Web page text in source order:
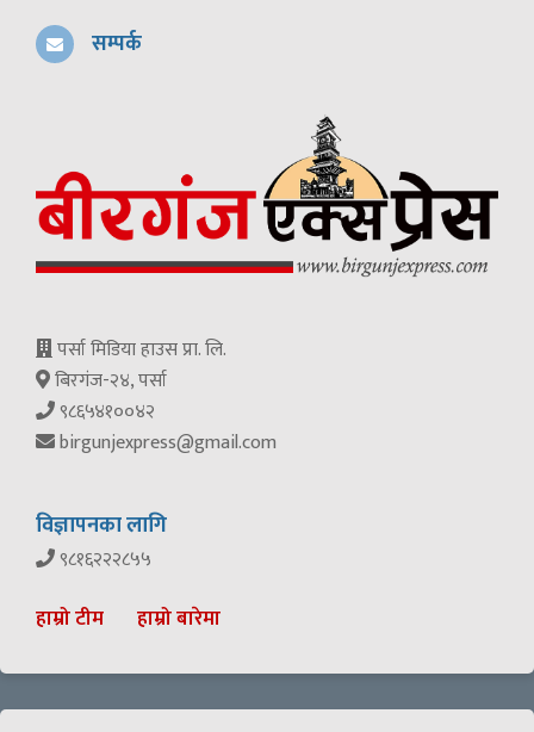
सम्पर्क
पर्सा मिडिया हाउस प्रा. लि.
बिरगंज-२४, पर्सा
९८६५४१००४२
birgunjexpress@gmail.com
विज्ञापनका लागि
९८१६२२२८५५
हाम्रो टीम हाम्रो बारेमा